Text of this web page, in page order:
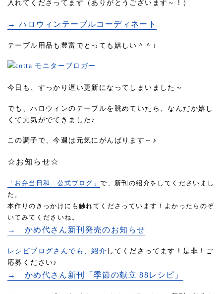
入れてくださってます（ありがとうございます～！）
→ ハロウィンテーブルコーディネート
テーブル用品も豊富でとっても嬉しい＾＾↓
今日も、すっかり遅い更新になってしまいました～
でも、ハロウィンのテーブルを眺めていたら、なんだか嬉し
くて元気がでてきました♪
この調子で、今週は元気にがんばります～♪
☆お知らせ☆
「お弁当日和 公式ブログ」で、新刊の紹介をしてくださいまし
た。
本作りのきっかけにも触れてくださっています！よかったらのぞ
いてみてくださいね。
→ かめ代さん新刊発売のお知らせ
レシピブログさんでも、紹介 してくださってます！是非！ご
応募ください♪
→ かめ代さん新刊「季節の献立 88レシピ」